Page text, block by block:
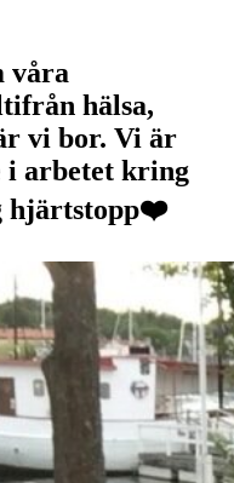
våra
hälsa,
vi bor. Vi är
i arbetet kring
hjärtstopp❤️